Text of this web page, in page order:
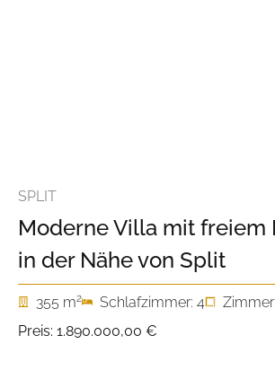
SPLIT
Moderne Villa mit freiem
in der Nähe von Split
355 m2 Schlafzimmer: 4
Preis: 1.890.000,00 €